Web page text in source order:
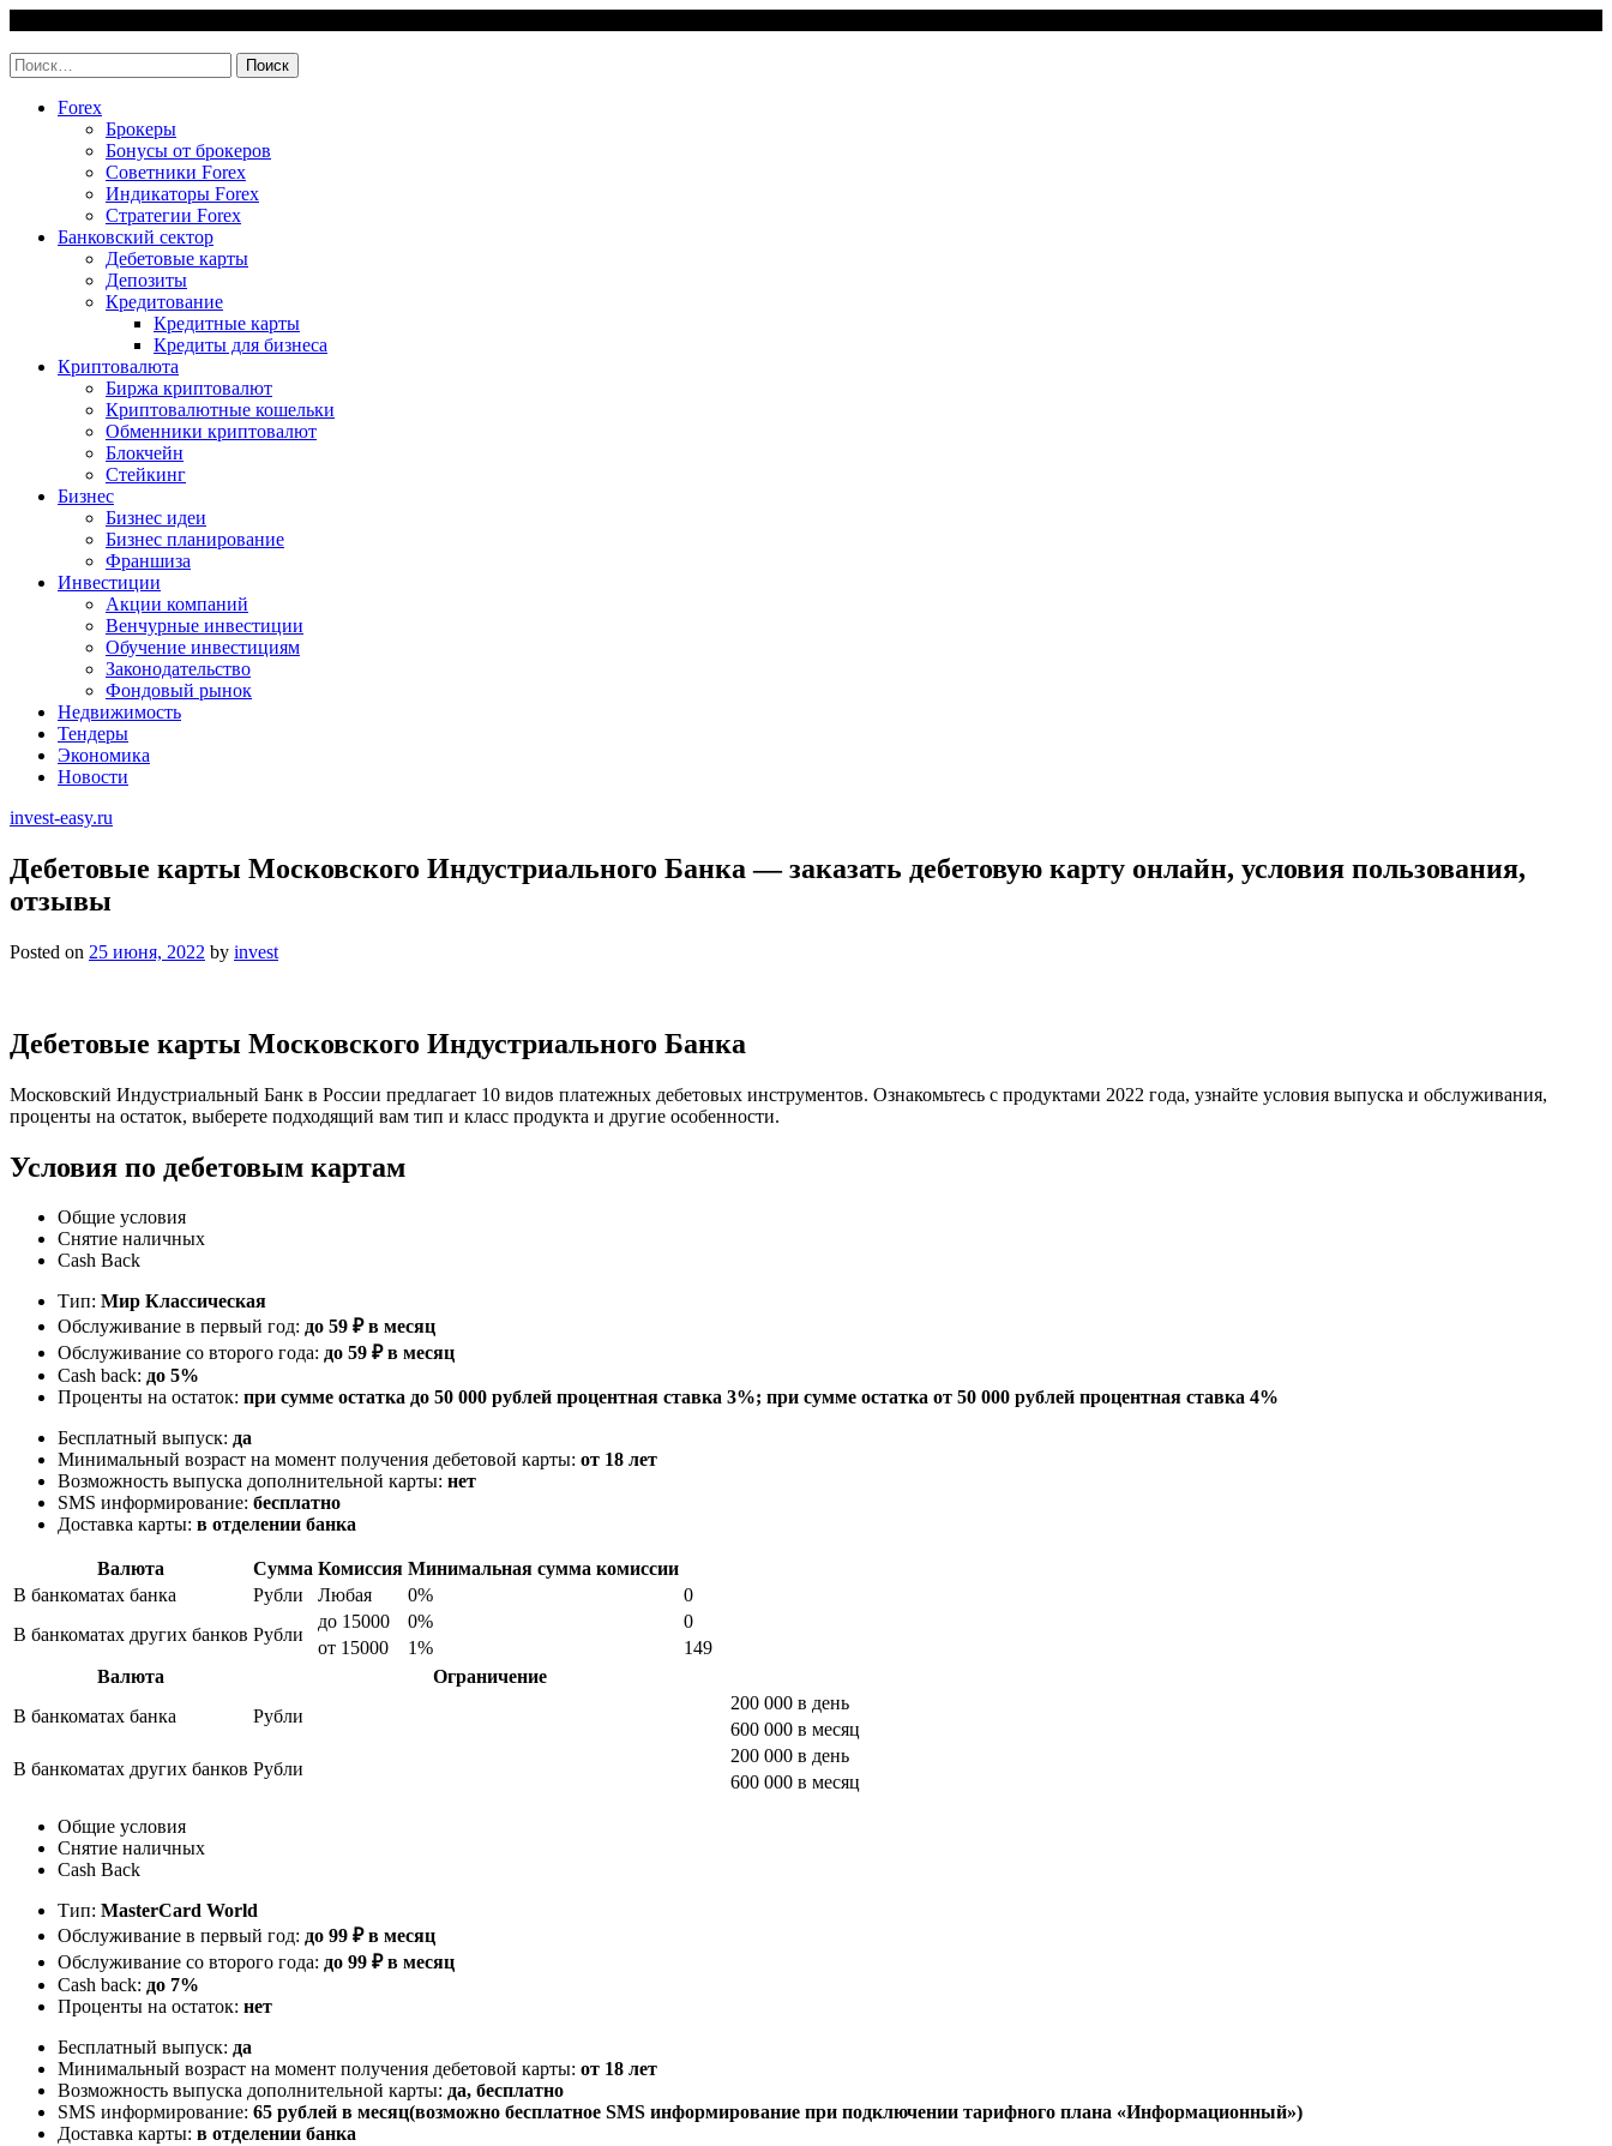
content
Найти:
Forex
Брокеры
Бонусы от брокеров
Советники Forex
Индикаторы Forex
Стратегии Forex
Банковский сектор
Дебетовые карты
Депозиты
Кредитование
Кредитные карты
Кредиты для бизнеса
Криптовалюта
Биржа криптовалют
Криптовалютные кошельки
Обменники криптовалют
Блокчейн
Стейкинг
Бизнес
Бизнес идеи
Бизнес планирование
Франшиза
Инвестиции
Акции компаний
Венчурные инвестиции
Обучение инвестициям
Законодательство
Фондовый рынок
Недвижимость
Тендеры
Экономика
Новости
invest-easy.ru
Дебетовые карты Московского Индустриального Банка — заказать дебетовую карту онлайн, условия пользования,
отзывы
Posted on 25 июня, 2022 by invest
Дебетовые карты Московского Индустриального Банка
Московский Индустриальный Банк в России предлагает 10 видов платежных дебетовых инструментов. Ознакомьтесь с продуктами 2022 года, узнайте условия выпуска и обслуживания,
проценты на остаток, выберете подходящий вам тип и класс продукта и другие особенности.
Условия по дебетовым картам
Общие условия
Снятие наличных
Cash Back
Тип: Мир Классическая
Обслуживание в первый год: до 59 ₽ в месяц
Обслуживание со второго года: до 59 ₽ в месяц
Cash back: до 5%
Проценты на остаток: при сумме остатка до 50 000 рублей процентная ставка 3%; при сумме остатка от 50 000 рублей процентная ставка 4%
Бесплатный выпуск: да
Минимальный возраст на момент получения дебетовой карты: от 18 лет
Возможность выпуска дополнительной карты: нет
SMS информирование: бесплатно
Доставка карты: в отделении банка
Валюта Сумма Комиссия Минимальная сумма комиссии
В банкоматах банка
Рубли Любая 0%
0
В банкоматах других банков Рубли
до 15000 0%
0
от 15000
1%
149
Валюта
Ограничение
В банкоматах банка
Рубли
200 000 в день
600 000 в месяц
В банкоматах других банков Рубли
200 000 в день
600 000 в месяц
Общие условия
Снятие наличных
Cash Back
Тип: MasterСard World
Обслуживание в первый год: до 99 ₽ в месяц
Обслуживание со второго года: до 99 ₽ в месяц
Cash back: до 7%
Проценты на остаток: нет
Бесплатный выпуск: да
Минимальный возраст на момент получения дебетовой карты: от 18 лет
Возможность выпуска дополнительной карты: да, бесплатно
SMS информирование: 65 рублей в месяц(возможно бесплатное SMS информирование при подключении тарифного плана «Информационный»)
Доставка карты: в отделении банка